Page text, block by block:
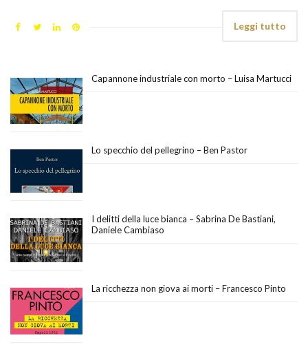
Leggi tutto
Capannone industriale con morto – Luisa Martucci
Lo specchio del pellegrino – Ben Pastor
I delitti della luce bianca – Sabrina De Bastiani,
Daniele Cambiaso
La ricchezza non giova ai morti – Francesco Pinto